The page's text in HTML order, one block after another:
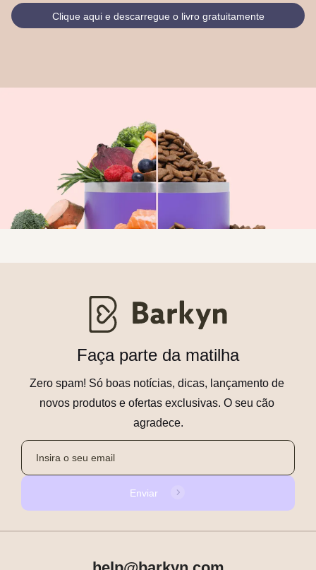
Clique aqui e descarregue o livro gratuitamente
Faça parte da matilha
Zero spam! Só boas notícias, dicas, lançamento de
novos produtos e ofertas exclusivas. O seu cão
agradece.
Enviar